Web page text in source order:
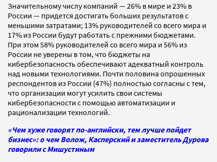
Значительному числу компаний — 26% в мире и 23% в
России — придется достигать больших результатов с
меньшими затратами; 13% руководителей со всего мира и
17% из России будут работать с прежними бюджетами.
При этом 58% руководителей со всего мира и 56% из
России не уверены в том, что бюджеты на
кибербезопасность обеспечивают адекватный контроль
над новыми технологиями. Почти половина опрошенных
респондентов из России (47%) полностью согласны с тем,
что организации могут усилить свои системы
кибербезопасности с помощью автоматизации и
рационализации технологий.
«Чем хуже говорят по-английски, тем лучше пойдет
бизнес»: о чем Волож, Касперский и заместитель Дурова
говорили с Мишустиным